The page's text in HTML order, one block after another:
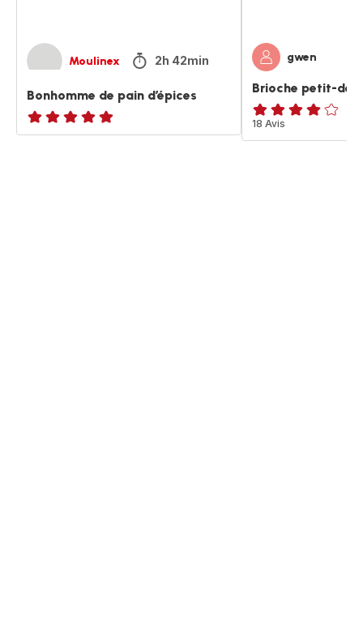
Moulinex 2h 42min
Bonhomme de pain d’épices
ratings.NaN
gwen
Brioche petit-
Avis
4
18 Avis